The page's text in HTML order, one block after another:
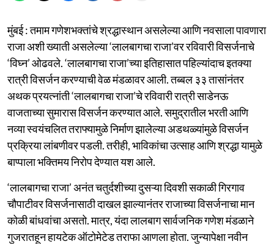
मुंबई : तमाम गणेशभक्तांचे श्रद्धास्थान असलेल्या आणि नवसाला पावणारा
राजा अशी ख्याती असलेल्या ‘लालबागचा राजा’वर रविवारी विसर्जनाचे
‘विघ्न’ ओढवले. ‘लालबागचा राजा’च्या इतिहासात पहिल्यांदाच इतक्या
रात्री विसर्जन करण्याची वेळ मंडळावर आली. तब्बल ३३ तासांनंतर
अथक प्रयत्नांती ‘लालबागचा राजा’चे रविवारी रात्री साडेनऊ
वाजताच्या सुमारास विसर्जन करण्यात आले. समुद्रातील भरती आणि
नव्या स्वयंचलित तराफ्यामुळे निर्माण झालेल्या अडथळ्यांमुळे विसर्जन
प्रक्रिया लांबणीवर पडली. तरीही, भाविकांचा उत्साह आणि श्रद्धा यामुळे
बाप्पाला भक्तिमय निरोप देण्यात यश आले.
‘लालबागचा राजा’ अनंत चतुर्दशीच्या दुसऱ्या दिवशी सकाळी गिरगाव
चौपाटीवर विसर्जनासाठी दाखल झाल्यानंतर राजाच्या विसर्जनाचा मान
कोळी बांधवांचा असतो. मात्र, यंदा लालबाग सार्वजनिक गणेश मंडळाने
गुजरातहून हायटेक ऑटोमेटेड तराफा आणला होता. जुन्यापेक्षा नवीन